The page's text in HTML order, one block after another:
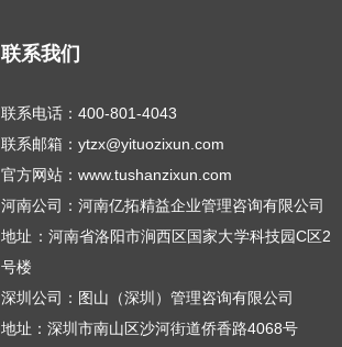
联系我们
联系电话：400-801-4043
联系邮箱：ytzx@yituozixun.com
官方网站：www.tushanzixun.com
河南公司：河南亿拓精益企业管理咨询有限公司
地址：河南省洛阳市涧西区国家大学科技园C区2
号楼
深圳公司：图山（深圳）管理咨询有限公司
地址：深圳市南山区沙河街道侨香路4068号